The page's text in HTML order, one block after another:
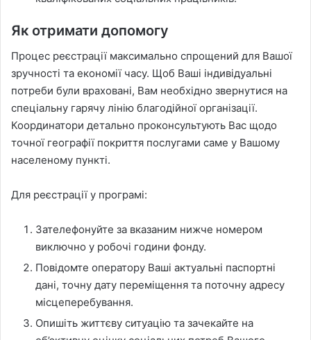
Як отримати допомогу
Процес реєстрації максимально спрощений для Вашої
зручності та економії часу. Щоб Ваші індивідуальні
потреби були враховані, Вам необхідно звернутися на
спеціальну гарячу лінію благодійної організації.
Координатори детально проконсультують Вас щодо
точної географії покриття послугами саме у Вашому
населеному пункті.
Для реєстрації у програмі:
Зателефонуйте за вказаним нижче номером
виключно у робочі години фонду.
Повідомте оператору Ваші актуальні паспортні
дані, точну дату переміщення та поточну адресу
місцеперебування.
Опишіть життєву ситуацію та зачекайте на